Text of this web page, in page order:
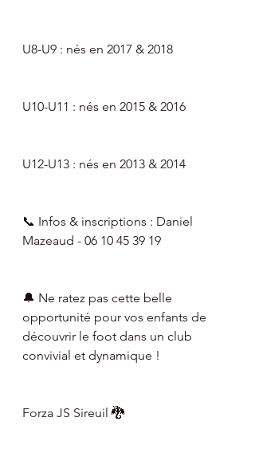
U8-U9 : nés en 2017 & 2018
U10-U11 : nés en 2015 & 2016
U12-U13 : nés en 2013 & 2014
📞 Infos & inscriptions : Daniel
Mazeaud - 06 10 45 39 19
🔔 Ne ratez pas cette belle
opportunité pour vos enfants de
découvrir le foot dans un club
convivial et dynamique !
Forza JS Sireuil 🐉